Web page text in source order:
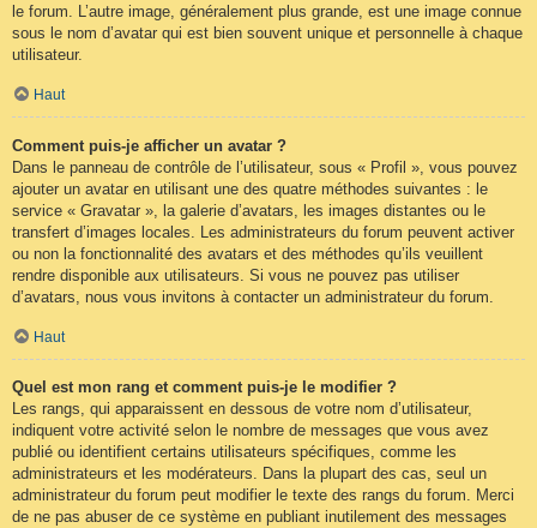
le forum. L’autre image, généralement plus grande, est une image connue
sous le nom d’avatar qui est bien souvent unique et personnelle à chaque
utilisateur.
Haut
Comment puis-je afficher un avatar ?
Dans le panneau de contrôle de l’utilisateur, sous « Profil », vous pouvez
ajouter un avatar en utilisant une des quatre méthodes suivantes : le
service « Gravatar », la galerie d’avatars, les images distantes ou le
transfert d’images locales. Les administrateurs du forum peuvent activer
ou non la fonctionnalité des avatars et des méthodes qu’ils veuillent
rendre disponible aux utilisateurs. Si vous ne pouvez pas utiliser
d’avatars, nous vous invitons à contacter un administrateur du forum.
Haut
Quel est mon rang et comment puis-je le modifier ?
Les rangs, qui apparaissent en dessous de votre nom d’utilisateur,
indiquent votre activité selon le nombre de messages que vous avez
publié ou identifient certains utilisateurs spécifiques, comme les
administrateurs et les modérateurs. Dans la plupart des cas, seul un
administrateur du forum peut modifier le texte des rangs du forum. Merci
de ne pas abuser de ce système en publiant inutilement des messages